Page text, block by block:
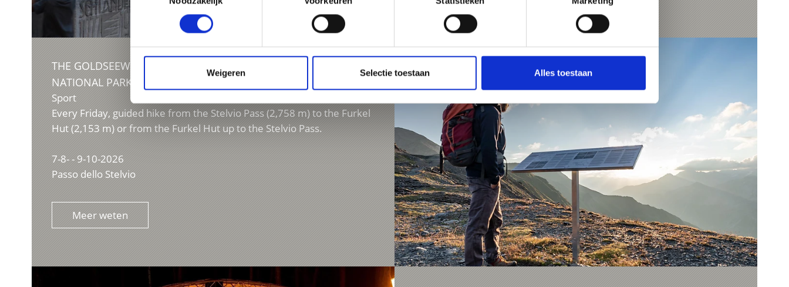
Weigeren Selectie toestaan Alles toestaan
THE GOLDSEEWEG TRAIL – GUIDED HIKE IN THE STELVIO
NATIONAL PARK
Sport
Every Friday, guided hike from the Stelvio Pass (2,758 m) to the Furkel
Hut (2,153 m) or from the Furkel Hut up to the Stelvio Pass.
7-8- - 9-10-2026
Passo dello Stelvio
Meer weten